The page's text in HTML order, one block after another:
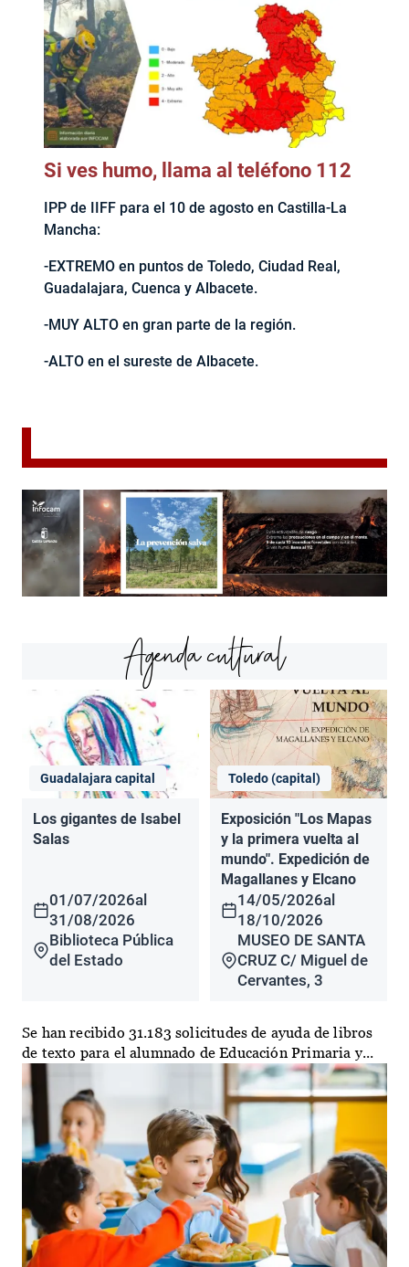
Si ves humo, llama al teléfono 112
IPP de IIFF para el 10 de agosto en Castilla-La
Mancha:
-EXTREMO en puntos de Toledo, Ciudad Real,
Guadalajara, Cuenca y Albacete.
-MUY ALTO en gran parte de la región.
-ALTO en el sureste de Albacete.
Agenda cultural
Guadalajara capital
Los gigantes de Isabel
Salas
01/07/2026al
31/08/2026
Biblioteca Pública
del Estado
Toledo (capital)
Exposición "Los Mapas
y la primera vuelta al
mundo". Expedición de
Magallanes y Elcano
14/05/2026al
18/10/2026
MUSEO DE SANTA
CRUZ C/ Miguel de
Cervantes, 3
Se han recibido 31.183 solicitudes de ayuda de libros
de texto para el alumnado de Educación Primaria y...